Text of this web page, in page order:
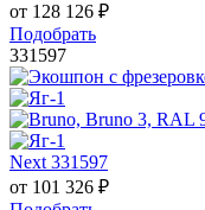
от 128 126 ₽
Подобрать
331597
Next 331597
от 101 326 ₽